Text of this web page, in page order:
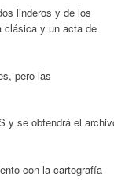
linderos y de los
clásica y un acta de
pero las
y se obtendrá el
con la cartografía